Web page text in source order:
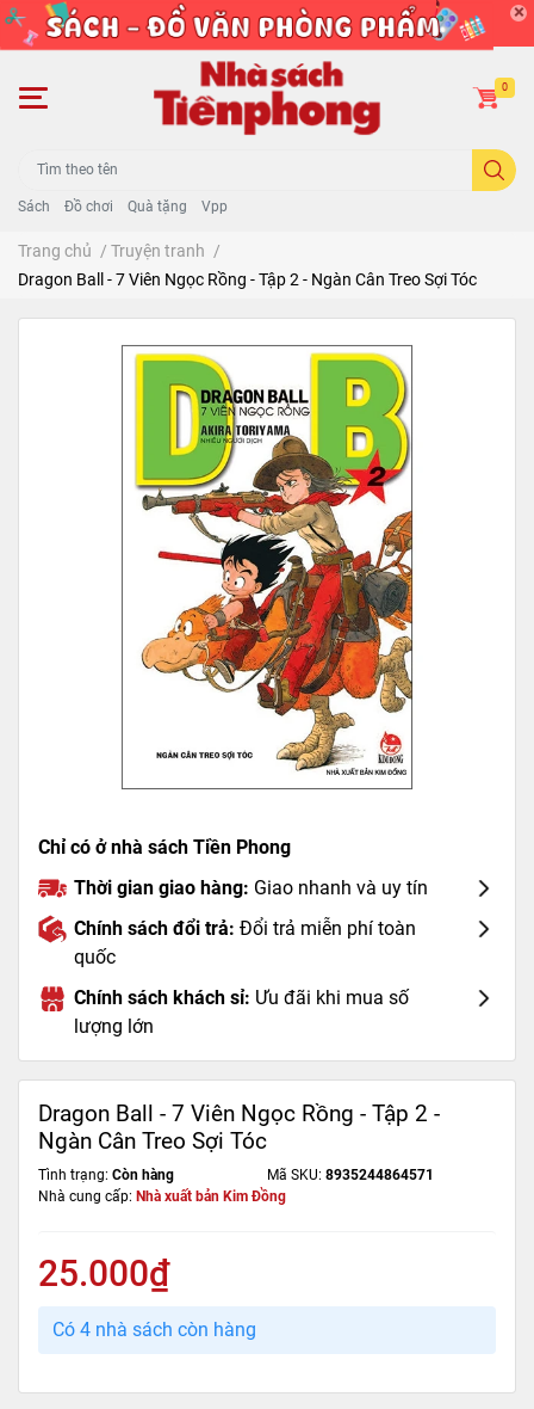
Sách Đồ chơi Quà tặng Vpp
0
Trang chủ / Truyện tranh /
Dragon Ball - 7 Viên Ngọc Rồng - Tập 2 - Ngàn Cân Treo Sợi Tóc
Chỉ có ở nhà sách Tiền Phong
Thời gian giao hàng: Giao nhanh và uy tín
Chính sách đổi trả: Đổi trả miễn phí toàn
quốc
Chính sách khách sỉ: Ưu đãi khi mua số
lượng lớn
Dragon Ball - 7 Viên Ngọc Rồng - Tập 2 -
Ngàn Cân Treo Sợi Tóc
Tình trạng: Còn hàng Mã SKU: 8935244864571
Nhà cung cấp: Nhà xuất bản Kim Đồng
25.000₫
Có 4 nhà sách còn hàng